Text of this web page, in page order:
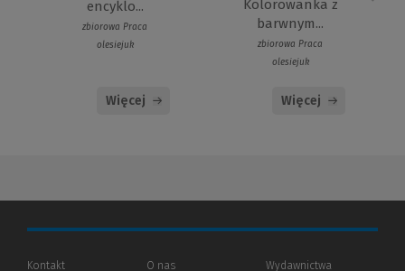
encyklo...
zbiorowa Praca
olesiejuk
Więcej
Kolorowanka z
barwnym...
zbiorowa Praca
olesiejuk
Więcej
Kontakt
O nas
Wydawnictwa